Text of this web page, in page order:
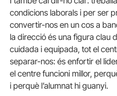
condicions laborals i per ser
convertir-nos en un cos a
la direcció és una figura clau
cuidada i equipada, tot el
separar-nos: és enfortir el
el centre funcioni millor,
i perquè l’alumnat hi guanyi.